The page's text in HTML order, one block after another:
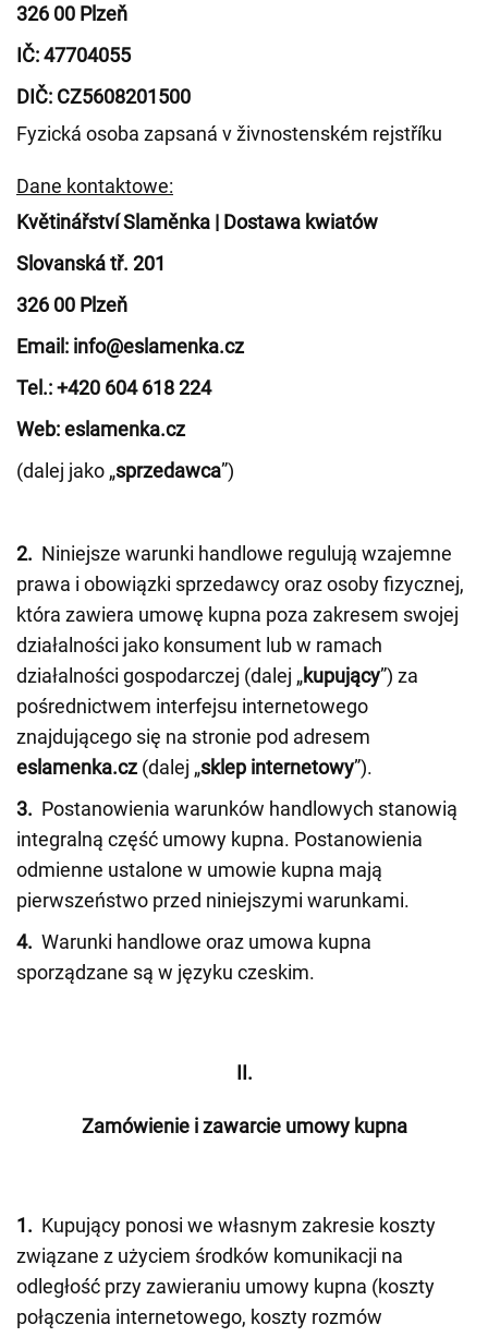
326 00 Plzeň
IČ: 47704055
DIČ: CZ5608201500
Fyzická osoba zapsaná v živnostenském rejstříku
Dane kontaktowe:
Květinářství Slaměnka | Dostawa kwiatów
Slovanská tř. 201
326 00 Plzeň
Email: info@eslamenka.cz
Tel.: +420 604 618 224
Web: eslamenka.cz
(dalej jako „sprzedawca”)
2. Niniejsze warunki handlowe regulują wzajemne
prawa i obowiązki sprzedawcy oraz osoby fizycznej,
która zawiera umowę kupna poza zakresem swojej
działalności jako konsument lub w ramach
działalności gospodarczej (dalej „kupujący”) za
pośrednictwem interfejsu internetowego
znajdującego się na stronie pod adresem
eslamenka.cz (dalej „sklep internetowy”).
3. Postanowienia warunków handlowych stanowią
integralną część umowy kupna. Postanowienia
odmienne ustalone w umowie kupna mają
pierwszeństwo przed niniejszymi warunkami.
4. Warunki handlowe oraz umowa kupna
sporządzane są w języku czeskim.
II.
Zamówienie i zawarcie umowy kupna
1. Kupujący ponosi we własnym zakresie koszty
związane z użyciem środków komunikacji na
odległość przy zawieraniu umowy kupna (koszty
połączenia internetowego, koszty rozmów